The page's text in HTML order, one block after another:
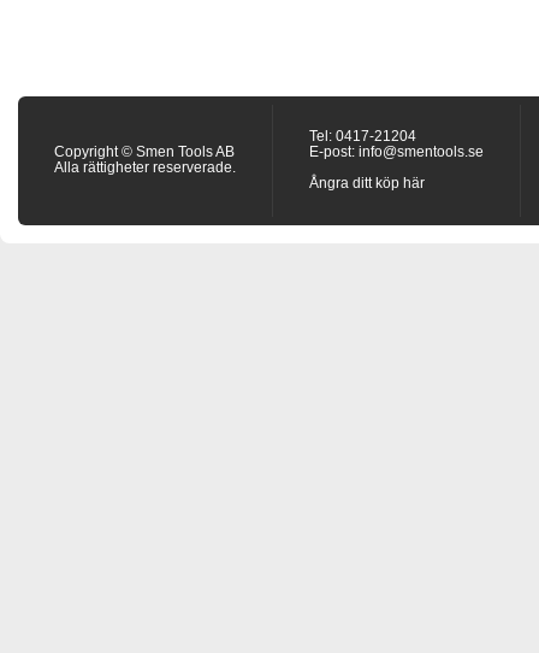
Copyright © Smen Tools AB
Alla rättigheter reserverade.
Tel: 0417-21204
E-post: info@smentools.se
Ångra ditt köp här